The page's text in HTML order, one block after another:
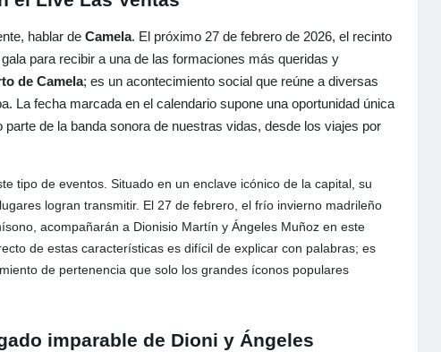
hablar de Camela. El próximo 27 de febrero de 2026, el recinto
para recibir a una de las formaciones más queridas y
de Camela; es un acontecimiento social que reúne a diversas
La fecha marcada en el calendario supone una oportunidad única
de la banda sonora de nuestras vidas, desde los viajes por
tipo de eventos. Situado en un enclave icónico de la capital, su
logran transmitir. El 27 de febrero, el frío invierno madrileño
acompañarán a Dionisio Martín y Ángeles Muñoz en este
de estas características es difícil de explicar con palabras; es
de pertenencia que solo los grandes íconos populares
imparable de Dioni y Ángeles